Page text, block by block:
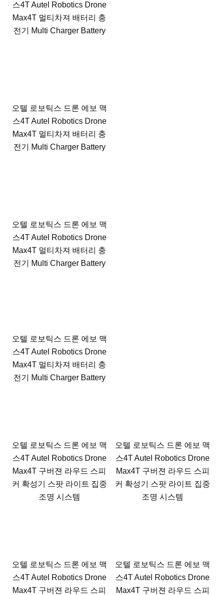
스4T Autel Robotics Drone
Max4T 멀티차져 배터리 충
전기 Multi Charger Battery
오텔 로보틱스 드론 에보 맥
스4T Autel Robotics Drone
Max4T 멀티차져 배터리 충
전기 Multi Charger Battery
오텔 로보틱스 드론 에보 맥
스4T Autel Robotics Drone
Max4T 멀티차져 배터리 충
전기 Multi Charger Battery
오텔 로보틱스 드론 에보 맥
스4T Autel Robotics Drone
Max4T 멀티차져 배터리 충
전기 Multi Charger Battery
오텔 로보틱스 드론 에보 맥
스4T Autel Robotics Drone
Max4T 구버젼 라우드 스피
커 확성기 스팟 라이트 집중
조명 시스템
오텔 로보틱스 드론 에보 맥
스4T Autel Robotics Drone
Max4T 구버젼 라우드 스피
오텔 로보틱스 드론 에보 맥
스4T Autel Robotics Drone
Max4T 구버젼 라우드 스피
커 확성기 스팟 라이트 집중
조명 시스템
오텔 로보틱스 드론 에보 맥
스4T Autel Robotics Drone
Max4T 구버젼 라우드 스피